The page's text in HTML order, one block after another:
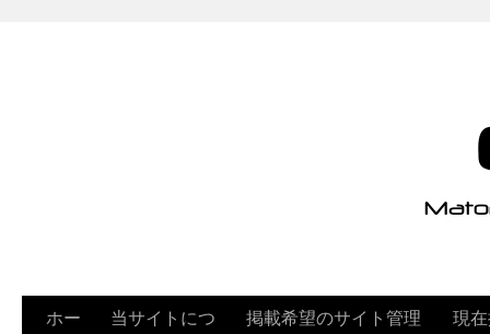
ホー
当サイトにつ
掲載希望のサイト管理
現